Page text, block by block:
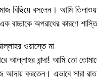
বিছিয়ে বসলেন। আমি
অপরাধের কারণে শাস্তি
ওয়াস্তে মা
বান্দা! আমি তো
আদায় করতেন। এভাবে সারা